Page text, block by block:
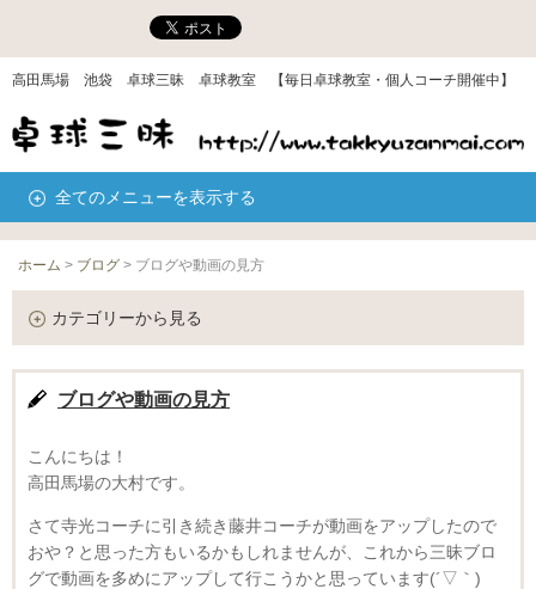
高田馬場 池袋 卓球三昧 卓球教室 【毎日卓球教室・個人コーチ開催中】
全てのメニューを表示する
ホーム > ブログ > ブログや動画の見方
カテゴリーから見る
ブログや動画の見方
こんにちは！
高田馬場の大村です。
さて寺光コーチに引き続き藤井コーチが動画をアップしたので
おや？と思った方もいるかもしれませんが、これから三昧ブロ
グで動画を多めにアップして行こうかと思っています(´▽｀)